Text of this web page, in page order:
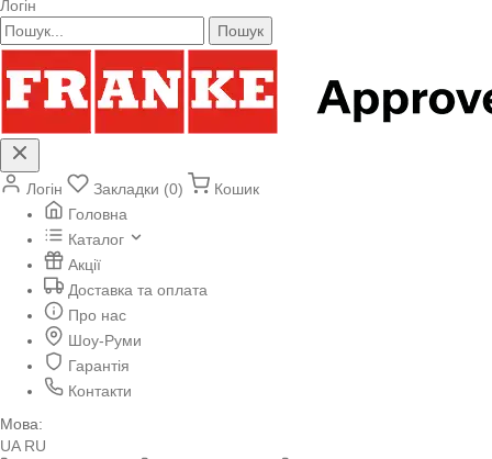
Логін
Пошук
Логін Закладки (0)
Кошик
Головна
Каталог
Акції
Доставка та оплата
Про нас
Шоу-Руми
Гарантія
Контакти
Мова:
UA RU